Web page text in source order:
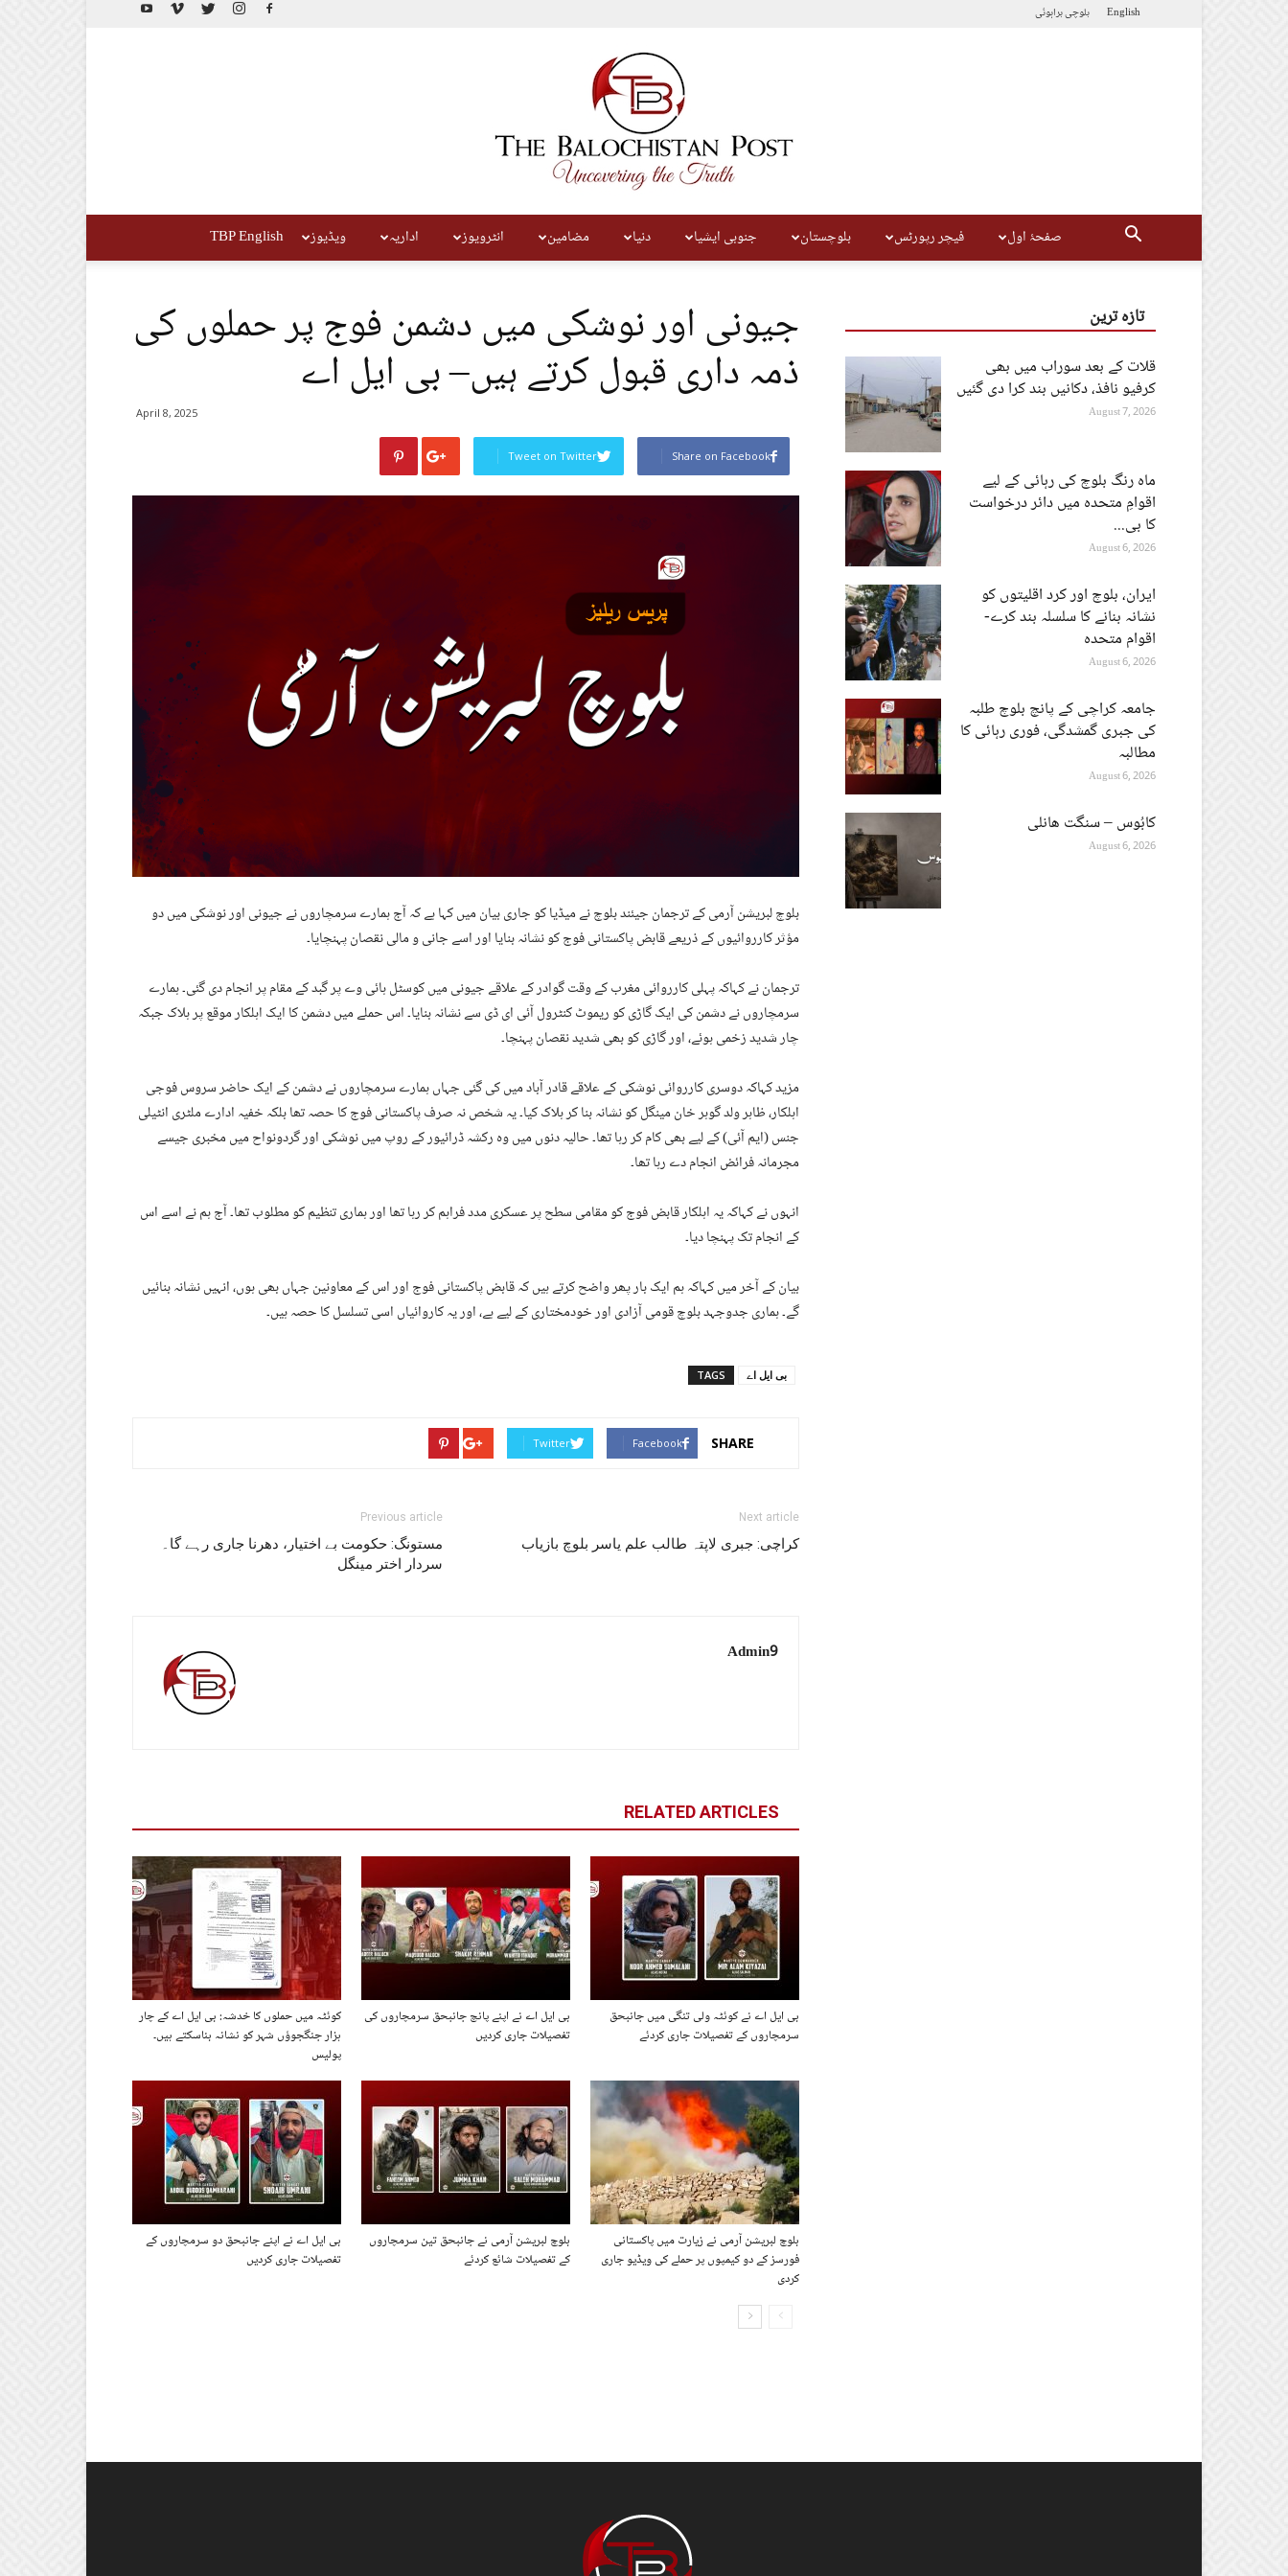
English بلوچیبراہوئی
صفحۂ اول فیچر رپورٹس بلوچستان جنوبی ایشیا دنیا مضامین انٹرویوز اداریہ ویڈیوز TBP English
جیونی اور نوشکی میں دشمن فوج پر حملوں کی
ذمہ داری قبول کرتے ہیں– بی ایل اے
April 8, 2025
Share on Facebook
Tweet on Twitter
بلوچ لبریشن آرمی کے ترجمان جیئند بلوچ نے میڈیا کو جاری بیان میں کہا ہے کہ آج ہمارے سرمچاروں نے جیونی اور نوشکی میں دو
مؤثر کارروائیوں کے ذریعے قابض پاکستانی فوج کو نشانہ بنایا اور اسے جانی و مالی نقصان پہنچایا۔
ترجمان نے کہاکہ پہلی کارروائی مغرب کے وقت گوادر کے علاقے جیونی میں کوسٹل ہائی وے پر گبد کے مقام پر انجام دی گئی۔ ہمارے
سرمچاروں نے دشمن کی ایک گاڑی کو ریموٹ کنٹرول آئی ای ڈی سے نشانہ بنایا۔ اس حملے میں دشمن کا ایک اہلکار موقع پر ہلاک جبکہ
چار شدید زخمی ہوئے، اور گاڑی کو بھی شدید نقصان پہنچا۔
مزید کہاکہ دوسری کارروائی نوشکی کے علاقے قادر آباد میں کی گئی جہاں ہمارے سرمچاروں نے دشمن کے ایک حاضر سروس فوجی
اہلکار، ظاہر ولد گوہر خان مینگل کو نشانہ بنا کر ہلاک کیا۔ یہ شخص نہ صرف پاکستانی فوج کا حصہ تھا بلکہ خفیہ ادارے ملٹری انٹیلی
جنس (ایم آئی) کے لیے بھی کام کر رہا تھا۔ حالیہ دنوں میں وہ رکشہ ڈرائیور کے روپ میں نوشکی اور گردونواح میں مخبری جیسے
مجرمانہ فرائض انجام دے رہا تھا۔
انہوں نے کہاکہ یہ اہلکار قابض فوج کو مقامی سطح پر عسکری مدد فراہم کر رہا تھا اور ہماری تنظیم کو مطلوب تھا۔ آج ہم نے اسے اس
کے انجام تک پہنچا دیا۔
بیان کے آخر میں کہاکہ ہم ایک بار پھر واضح کرتے ہیں کہ قابض پاکستانی فوج اور اس کے معاونین جہاں بھی ہوں، انہیں نشانہ بنائیں
گے۔ ہماری جدوجہد بلوچ قومی آزادی اور خودمختاری کے لیے ہے، اور یہ کاروائیاں اسی تسلسل کا حصہ ہیں۔
TAGS بی ایل اے
SHARE
Facebook
Twitter
Previous article
مستونگ: حکومت بے اختیار، دھرنا جاری رہے گا۔
سردار اختر مینگل
Next article
کراچی: جبری لاپتہ طالب علم یاسر بلوچ بازیاب
Admin9
RELATED ARTICLES
کوئٹہ میں حملوں کا خدشہ: بی ایل اے کے چار
ہزار جنگجوؤں شہر کو نشانہ بناسکتے ہیں۔
پولیس
بی ایل اے نے اپنے پانچ جانبحق سرمچاروں کی
تفصیلات جاری کردیں
بی ایل اے نے کوئٹہ ولی تنگی میں جانبحق
سرمچاروں کے تفصیلات جاری کردئے
بی ایل اے نے اپنے جانبحق دو سرمچاروں کے
تفصیلات جاری کردیں
بلوچ لبریشن آرمی نے جانبحق تین سرمچاروں
کے تفصیلات شائع کردئے
بلوچ لبریشن آرمی نے زیارت میں پاکستانی
فورسز کے دو کیمپوں پر حملے کی ویڈیو جاری
کردی
تازہ ترین
قلات کے بعد سوراب میں بھی
کرفیو نافذ، دکانیں بند کرا دی گئیں
August 7, 2026
ماہ رنگ بلوچ کی رہائی کے لیے
اقوامِ متحدہ میں دائر درخواست
کا بی...
August 6, 2026
ایران، بلوچ اور کرد اقلیتوں کو
نشانہ بنانے کا سلسلہ بند کرے-
اقوام متحدہ
August 6, 2026
جامعہ کراچی کے پانچ بلوچ طلبہ
کی جبری گمشدگی، فوری رہائی کا
مطالبہ
August 6, 2026
کابُوس – سنگت ھانلی
August 6, 2026